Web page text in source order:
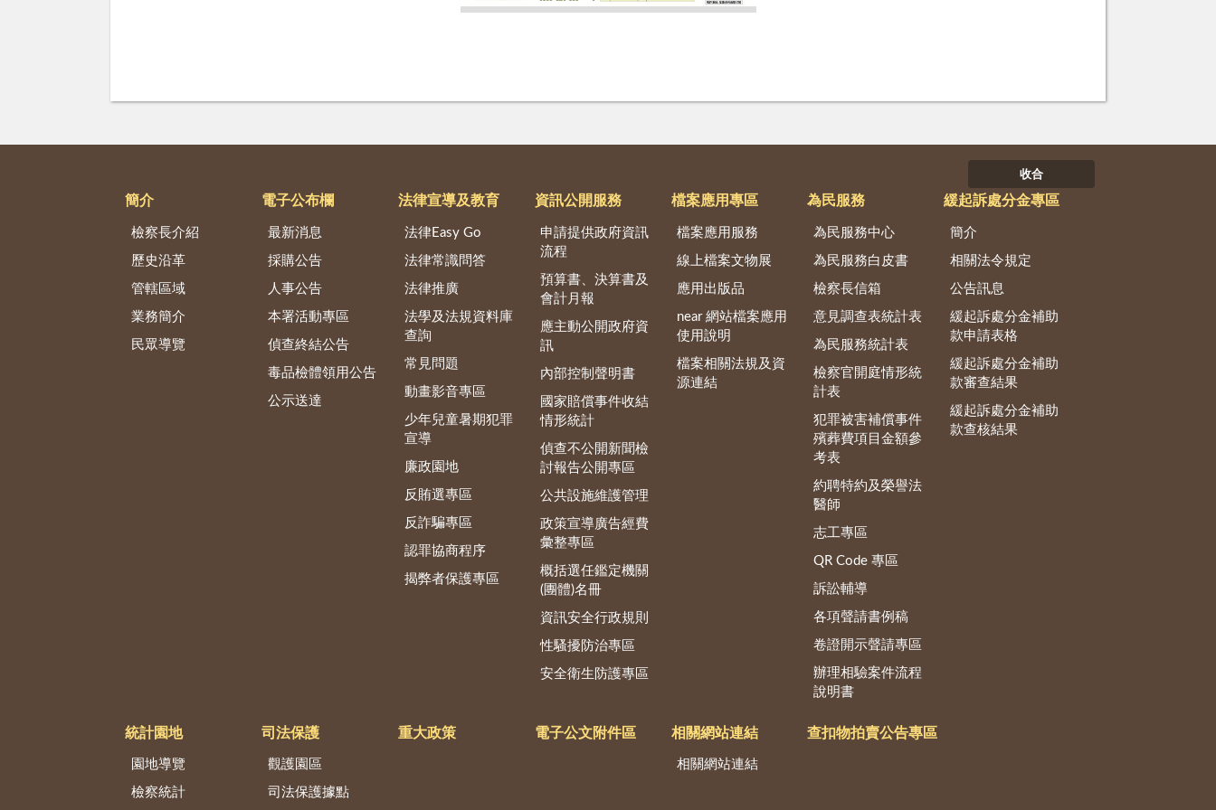
收合
簡介
檢察長介紹
歷史沿革
管轄區域
業務簡介
民眾導覽
電子公布欄
最新消息
採購公告
人事公告
本署活動專區
偵查終結公告
毒品檢體領用公告
公示送達
法律宣導及教育
法律Easy Go
法律常識問答
法律推廣
法學及法規資料庫
查詢
常見問題
動畫影音專區
少年兒童暑期犯罪
宣導
廉政園地
反賄選專區
反詐騙專區
認罪協商程序
揭弊者保護專區
資訊公開服務
申請提供政府資訊
流程
預算書、決算書及
會計月報
應主動公開政府資
訊
內部控制聲明書
國家賠償事件收結
情形統計
偵查不公開新聞檢
討報告公開專區
公共設施維護管理
政策宣導廣告經費
彙整專區
概括選任鑑定機關
(團體)名冊
資訊安全行政規則
性騷擾防治專區
安全衛生防護專區
檔案應用專區
檔案應用服務
線上檔案文物展
應用出版品
near 網站檔案應用
使用說明
檔案相關法規及資
源連結
為民服務
為民服務中心
為民服務白皮書
檢察長信箱
意見調查表統計表
為民服務統計表
檢察官開庭情形統
計表
犯罪被害補償事件
殯葬費項目金額參
考表
約聘特約及榮譽法
醫師
志工專區
QR Code 專區
訴訟輔導
各項聲請書例稿
卷證開示聲請專區
辦理相驗案件流程
說明書
緩起訴處分金專區
簡介
相關法令規定
公告訊息
緩起訴處分金補助
款申請表格
緩起訴處分金補助
款審查結果
緩起訴處分金補助
款查核結果
統計園地
園地導覽
檢察統計
司法保護
觀護園區
司法保護據點
重大政策 電子公文附件區 相關網站連結
相關網站連結
查扣物拍賣公告專區